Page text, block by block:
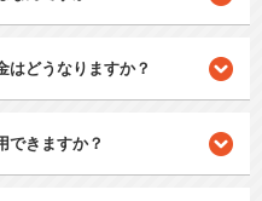
はどうなりますか？
できますか？